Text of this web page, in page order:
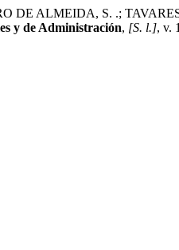
ALMEIDA, S. .; TAVARES
y de Administración, [S. l.], v.